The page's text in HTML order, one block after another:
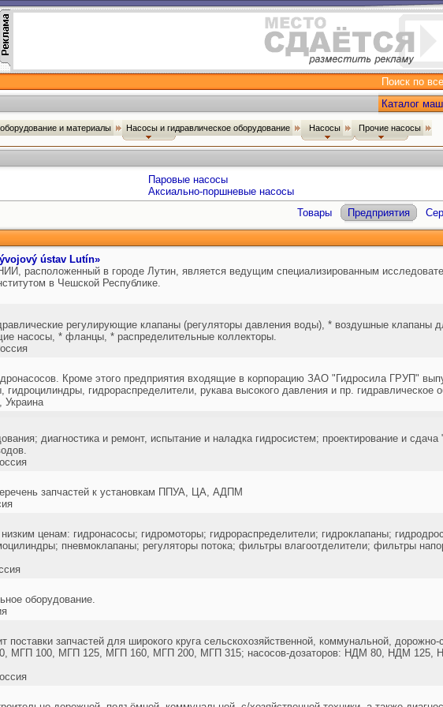
Поиск по
Каталог
и материалы Насосы и гидравлическое оборудование Насосы Прочие насосы
Паровые насосы
Аксиально-поршневые насосы
Товары Предприятия
ústav Lutín»
расположенный в городе Лутин, является ведущим специализированным
в Чешской Республике.
регулирующие клапаны (регуляторы давления воды), * воздушные клапаны
насосы, * фланцы, * распределительные коллекторы.
Кроме этого предприятия входящие в корпорацию ЗАО "Гидросила ГРУП"
гидрораспределители, рукава высокого давления и пр. гидравлическое
диагностика и ремонт, испытание и наладка гидросистем; проектирование и
запчастей к установкам ППУА, ЦА, АДПМ
ценам: гидронасосы; гидромоторы; гидрораспределители; гидроклапаны;
пневмоклапаны; регуляторы потока; фильтры влагоотделители; фильтры
оборудование.
запчастей для широкого круга сельскохозяйственной, коммунальной, дорожно-
МГП 100, МГП 125, МГП 160, МГП 200, МГП 315; насосов-дозаторов: НДМ 80, НДМ 125,